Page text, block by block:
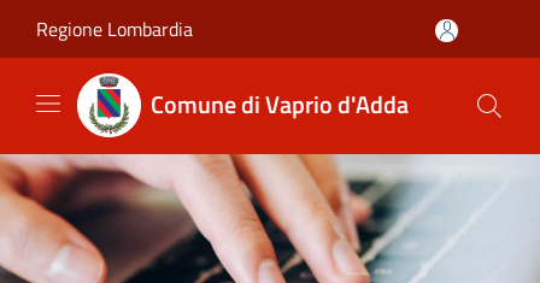
Regione Lombardia
Comune di Vaprio d'Adda